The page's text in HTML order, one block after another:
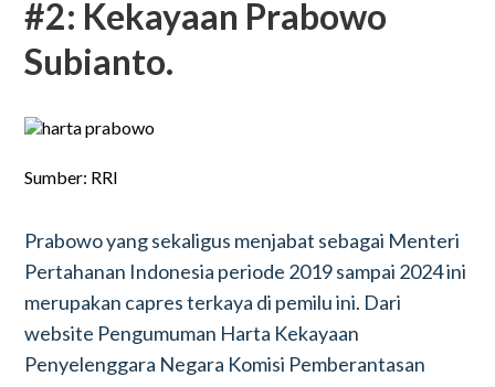
#2: Kekayaan Prabowo
Subianto.
Sumber: RRI
Prabowo yang sekaligus menjabat sebagai Menteri
Pertahanan Indonesia periode 2019 sampai 2024 ini
merupakan capres terkaya di pemilu ini. Dari
website Pengumuman Harta Kekayaan
Penyelenggara Negara Komisi Pemberantasan